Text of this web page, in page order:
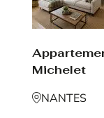
Michelet
NANTES